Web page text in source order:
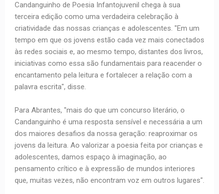
Candanguinho de Poesia Infantojuvenil chega à sua
terceira edição como uma verdadeira celebração à
criatividade das nossas crianças e adolescentes. "Em um
tempo em que os jovens estão cada vez mais conectados
às redes sociais e, ao mesmo tempo, distantes dos livros,
iniciativas como essa são fundamentais para reacender o
encantamento pela leitura e fortalecer a relação com a
palavra escrita", disse.
Para Abrantes, "mais do que um concurso literário, o
Candanguinho é uma resposta sensível e necessária a um
dos maiores desafios da nossa geração: reaproximar os
jovens da leitura. Ao valorizar a poesia feita por crianças e
adolescentes, damos espaço à imaginação, ao
pensamento crítico e à expressão de mundos interiores
que, muitas vezes, não encontram voz em outros lugares".